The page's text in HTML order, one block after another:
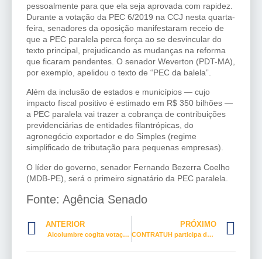
pessoalmente para que ela seja aprovada com rapidez.
Durante a votação da PEC 6/2019 na CCJ nesta quarta-
feira, senadores da oposição manifestaram receio de
que a PEC paralela perca força ao se desvincular do
texto principal, prejudicando as mudanças na reforma
que ficaram pendentes. O senador Weverton (PDT-MA),
por exemplo, apelidou o texto de “PEC da balela”.
Além da inclusão de estados e municípios — cujo
impacto fiscal positivo é estimado em R$ 350 bilhões —
a PEC paralela vai trazer a cobrança de contribuições
previdenciárias de entidades filantrópicas, do
agronegócio exportador e do Simples (regime
simplificado de tributação para pequenas empresas).
O líder do governo, senador Fernando Bezerra Coelho
(MDB-PE), será o primeiro signatário da PEC paralela.
Fonte: Agência Senado
ANTERIOR
Alcolumbre cogita votação da reforma da Previdência na próxima semana
PRÓXIMO
CONTRATUH participa de congresso internacional de direito e economia em Belo Horizonte